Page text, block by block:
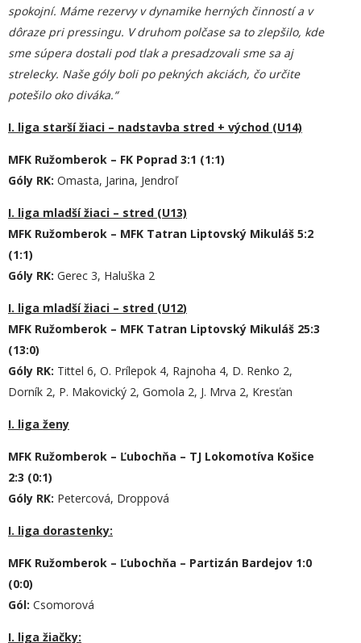
spokojní. Máme rezervy v dynamike herných činností a v
dôraze pri pressingu. V druhom polčase sa to zlepšilo, kde
sme súpera dostali pod tlak a presadzovali sme sa aj
strelecky. Naše góly boli po pekných akciách, čo určite
potešilo oko diváka.“
I. liga starší žiaci – nadstavba stred + východ (U14)
MFK Ružomberok – FK Poprad 3:1 (1:1)
Góly RK: Omasta, Jarina, Jendroľ
I. liga mladší žiaci – stred (U13)
MFK Ružomberok – MFK Tatran Liptovský Mikuláš 5:2
(1:1)
Góly RK: Gerec 3, Haluška 2
I. liga mladší žiaci – stred (U12)
MFK Ružomberok – MFK Tatran Liptovský Mikuláš 25:3
(13:0)
Góly RK: Tittel 6, O. Prílepok 4, Rajnoha 4, D. Renko 2,
Dorník 2, P. Makovický 2, Gomola 2, J. Mrva 2, Kresťan
I. liga ženy
MFK Ružomberok – Ľubochňa – TJ Lokomotíva Košice
2:3 (0:1)
Góly RK: Petercová, Droppová
I. liga dorastenky:
MFK Ružomberok – Ľubochňa – Partizán Bardejov 1:0
(0:0)
Gól: Csomorová
I. liga žiačky: